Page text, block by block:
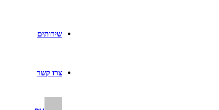
שירותים
צרו קשר